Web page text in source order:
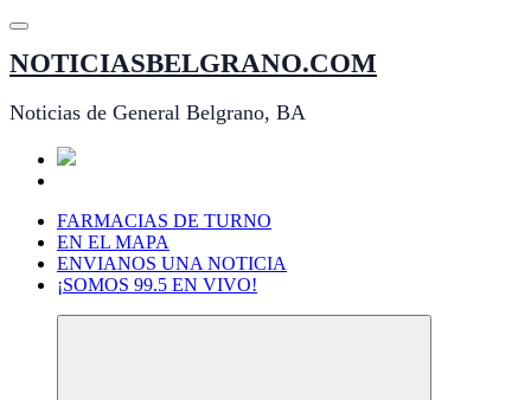
Saltar
contenido
NOTICIASBELGRANO.COM
Noticias de General Belgrano, BA
FARMACIAS DE TURNO
EN EL MAPA
ENVIANOS UNA NOTICIA
¡SOMOS 99.5 EN VIVO!